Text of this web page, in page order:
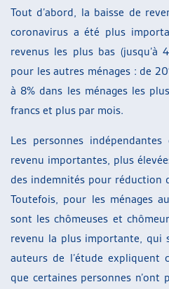
Tout d’abord, la baisse de
coronavirus a été plus
revenus les plus bas (jusqu’à
pour les autres ménages : de
à 8% dans les ménages les
francs et plus par mois.
Les personnes
revenu importantes, plus
des indemnités pour réduction
Toutefois, pour les ménages
sont les chômeuses et
revenu la plus importante, qui
auteurs de l’étude
que certaines personnes